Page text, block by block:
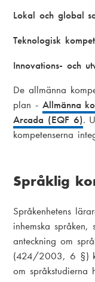
Lokal och global
Teknologisk
Innovations- och
De allmänna
plan - Allmänna
Arcada (EQF 6).
kompetenserna
Språklig
Språkenhetens
inhemska
anteckning om
(424/2003, 6 §)
om